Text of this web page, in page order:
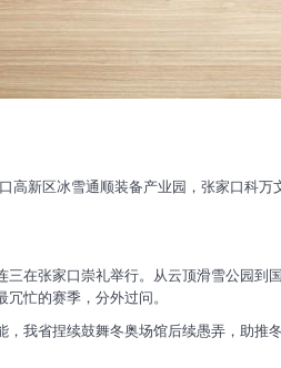
高新区冰雪通顺装备产业园，张家口科
在张家口崇礼举行。从云顶滑雪公园到
忙的赛季，分外过问。
，我省捏续鼓舞冬奥场馆后续愚弄，助推